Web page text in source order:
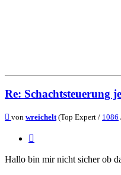
Re: Schachtsteuerung
Beitrag
von wreichelt(Top Expert / 1086
Hallo bin mir nicht sicher ob